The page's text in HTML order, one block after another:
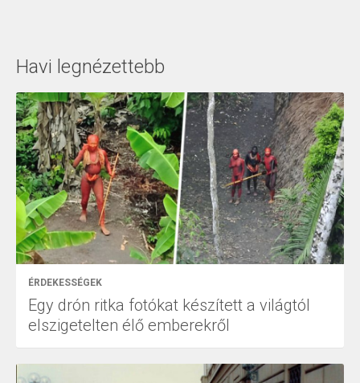
Havi legnézettebb
ÉRDEKESSÉGEK
Egy drón ritka fotókat készített a világtól
elszigetelten élő emberekről